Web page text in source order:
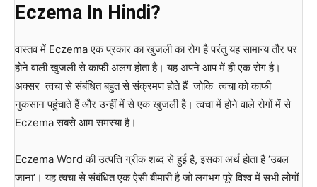
Eczema In Hindi?
वास्तव में Eczema एक प्रकार का खुजली का रोग है परंतु यह सामान्य तौर पर
होने वाली खुजली से काफी अलग होता है। यह अपने आप में ही एक रोग है।
अक्सर त्वचा से संबंधित बहुत से संक्रमण होते हैं जोकि त्वचा को काफी
नुकसान पहुंचाते हैं और उन्हीं में से एक खुजली है। त्वचा में होने वाले रोगों में से
Eczema सबसे आम समस्या है।
Eczema Word की उत्पत्ति ग्रीक शब्द से हुई़ है, इसका अर्थ होता है ‘उबल
जाना’। यह त्वचा से संबंधित एक ऐसी बीमारी है जो लगभग पूरे विश्व में सभी लोगों